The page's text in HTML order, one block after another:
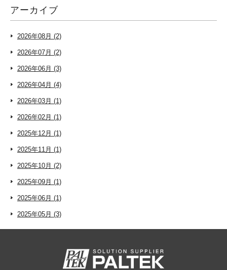
アーカイブ
2026年08月 (2)
2026年07月 (2)
2026年06月 (3)
2026年04月 (4)
2026年03月 (1)
2026年02月 (1)
2025年12月 (1)
2025年11月 (1)
2025年10月 (2)
2025年09月 (1)
2025年06月 (1)
2025年05月 (3)